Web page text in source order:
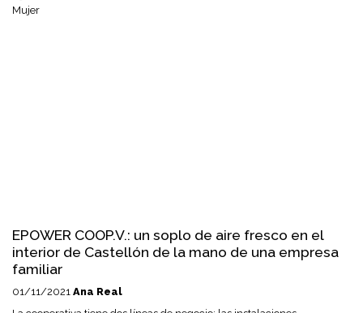
Mujer
EPOWER COOP.V.: un soplo de aire fresco en el
interior de Castellón de la mano de una empresa
familiar
01/11/2021 Ana Real